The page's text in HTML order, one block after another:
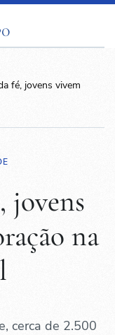
fé, jovens vivem
jovens
na
cerca de 2.500